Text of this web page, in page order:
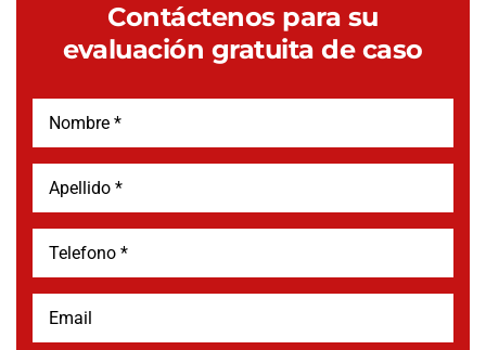
Contáctenos para su
evaluación gratuita de caso